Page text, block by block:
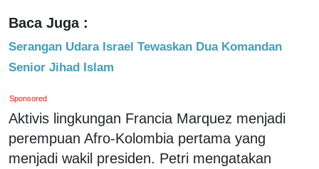
Baca Juga :
Serangan Udara Israel Tewaskan Dua Komandan
Senior Jihad Islam
Sponsored
Aktivis lingkungan Francia Marquez menjadi
perempuan Afro-Kolombia pertama yang
menjadi wakil presiden. Petri mengatakan